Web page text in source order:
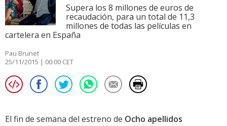
Supera los 8 millones de euros de
recaudación, para un total de 11,3
millones de todas las películas en
cartelera en España
Pau Brunet
25/11/2015 | 00:00 CET
El fin de semana del estreno de Ocho apellidos